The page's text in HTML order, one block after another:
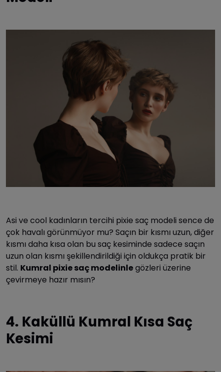
Asi ve cool kadınların tercihi pixie saç modeli sence de
çok havalı görünmüyor mu? Saçın bir kısmı uzun, diğer
kısmı daha kısa olan bu saç kesiminde sadece saçın
uzun olan kısmı şekillendirildiği için oldukça pratik bir
stil. Kumral pixie saç modelinlegözleri üzerine
çevirmeye hazır mısın?
4. Kaküllü Kumral Kısa Saç
Kesimi